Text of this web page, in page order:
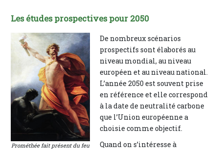
Les études prospectives pour 2050
Prométhée fait présent du feu
De nombreux scénarios
prospectifs sont élaborés au
niveau mondial, au niveau
européen et au niveau national.
L’année 2050 est souvent prise
en référence et elle correspond
à la date de neutralité carbone
que l’Union européenne a
choisie comme objectif.
Quand on s’intéresse à